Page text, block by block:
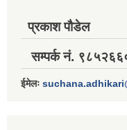
प्रकाश पौडेल
सम्पर्क नं.
ईमेलः